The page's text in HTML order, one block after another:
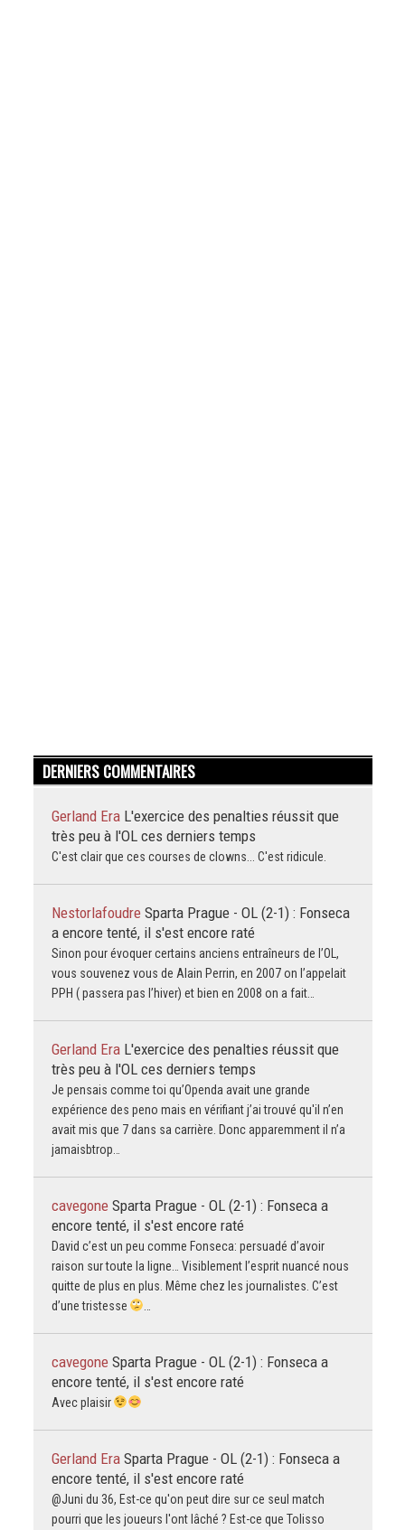
DERNIERS COMMENTAIRES
Gerland Era L'exercice des penalties réussit que
très peu à l'OL ces derniers temps
C'est clair que ces courses de clowns... C'est ridicule.
Nestorlafoudre Sparta Prague - OL (2-1) : Fonseca
a encore tenté, il s'est encore raté
Sinon pour évoquer certains anciens entraîneurs de l’OL,
vous souvenez vous de Alain Perrin, en 2007 on l’appelait
PPH ( passera pas l’hiver) et bien en 2008 on a fait…
Gerland Era L'exercice des penalties réussit que
très peu à l'OL ces derniers temps
Je pensais comme toi qu’Openda avait une grande
expérience des peno mais en vérifiant j’ai trouvé qu'il n’en
avait mis que 7 dans sa carrière. Donc apparemment il n’a
jamaisbtrop…
cavegone Sparta Prague - OL (2-1) : Fonseca a
encore tenté, il s'est encore raté
David c’est un peu comme Fonseca: persuadé d’avoir
raison sur toute la ligne… Visiblement l’esprit nuancé nous
quitte de plus en plus. Même chez les journalistes. C’est
d’une tristesse
cavegone Sparta Prague - OL (2-1) : Fonseca a
encore tenté, il s'est encore raté
Avec plaisir
Gerland Era Sparta Prague - OL (2-1) : Fonseca a
encore tenté, il s'est encore raté
@Juni du 36, Est-ce qu'on peut dire sur ce seul match
pourri que les joueurs l'ont lâché ? Est-ce que Tolisso